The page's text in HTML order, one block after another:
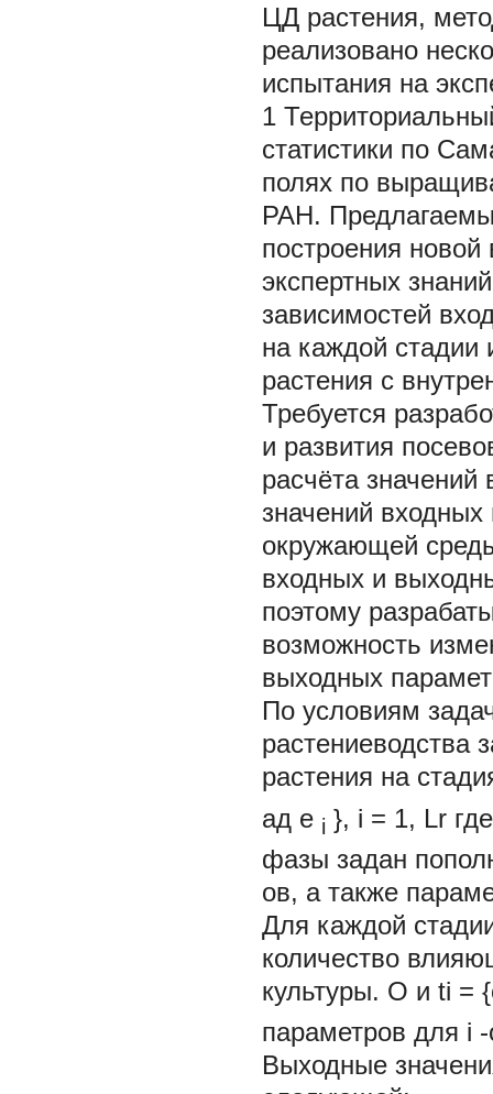
ЦД растения,
реализовано
испытания на
1
статистики по
полях по
РАН.
построения
экспертных
зависимостей
на каждой стадии
растения с
Требуется
и развития
расчёта
значений
окружающей
входных и
поэтому
возможность
выходных
По условиям
растениеводства
растения на
ад е i }, i = 1, Lr
фазы задан
ов, а также
Для каждой
количество
культуры. О и ti =
параметров для i
Выходные